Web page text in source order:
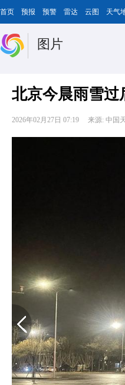
首页 预报 预警 雷达 云图 天气
图片
北京今晨雨雪过
2026年02月27日 07:19 来源: 中国